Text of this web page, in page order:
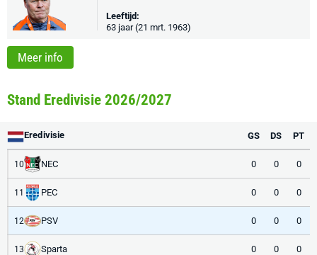
Leeftijd:
63 jaar (21 mrt. 1963)
Meer info
Stand Eredivisie 2026/2027
Eredivisie GS DS PT
10 NEC 0 0 0
11 PEC 0 0 0
12 PSV 0 0 0
13 Sparta 0 0 0